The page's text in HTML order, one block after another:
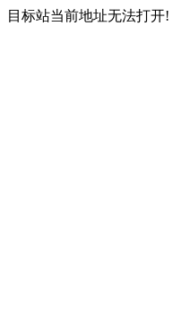
目标站当前地址无法打开!